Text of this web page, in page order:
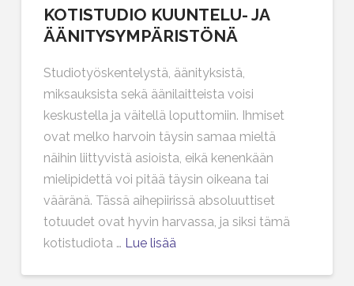
KOTISTUDIO KUUNTELU- JA
ÄÄNITYSYMPÄRISTÖNÄ
Studiotyöskentelystä, äänityksistä,
miksauksista sekä äänilaitteista voisi
keskustella ja väitellä loputtomiin. Ihmiset
ovat melko harvoin täysin samaa mieltä
näihin liittyvistä asioista, eikä kenenkään
mielipidettä voi pitää täysin oikeana tai
vääränä. Tässä aihepiirissä absoluuttiset
totuudet ovat hyvin harvassa, ja siksi tämä
kotistudiota … Lue lisää